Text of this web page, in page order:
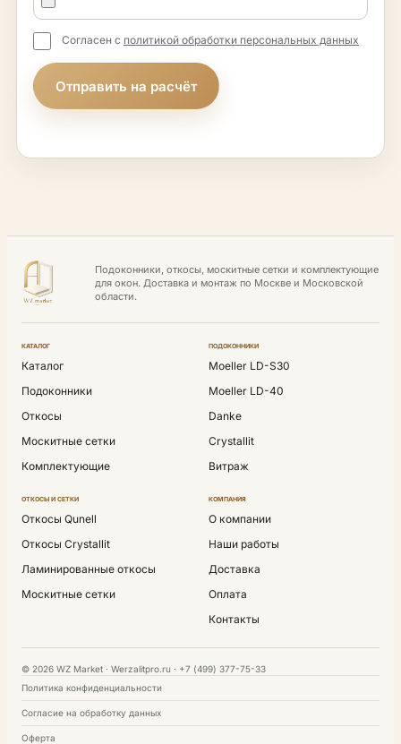
Согласен с политикой обработки персональных данных
Отправить на расчёт
Подоконники, откосы, москитные сетки и комплектующие
для окон. Доставка и монтаж по Москве и Московской
области.
КАТАЛОГ
Каталог
Подоконники
Откосы
Москитные сетки
Комплектующие
ПОДОКОННИКИ
Moeller LD-S30
Moeller LD-40
Danke
Crystallit
Витраж
ОТКОСЫ И СЕТКИ
Откосы Qunell
Откосы Crystallit
Ламинированные откосы
Москитные сетки
КОМПАНИЯ
О компании
Наши работы
Доставка
Оплата
Контакты
© 2026 WZ Market · Werzalitpro.ru · +7 (499) 377-75-33
Политика конфиденциальности
Согласие на обработку данных
Оферта